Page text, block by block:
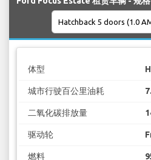
体型
城市行驶百公里油耗
二氧化碳排放量
驱动轮
燃料